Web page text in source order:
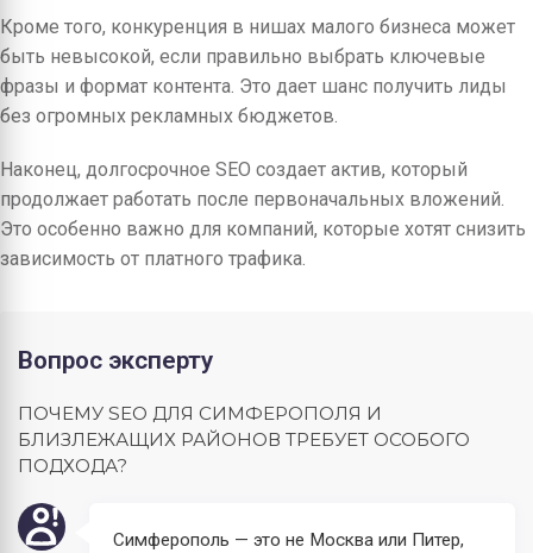
Кроме того, конкуренция в нишах малого бизнеса может
быть невысокой, если правильно выбрать ключевые
фразы и формат контента. Это дает шанс получить лиды
без огромных рекламных бюджетов.
Наконец, долгосрочное SEO создает актив, который
продолжает работать после первоначальных вложений.
Это особенно важно для компаний, которые хотят снизить
зависимость от платного трафика.
Вопрос эксперту
ПОЧЕМУ SEO ДЛЯ СИМФЕРОПОЛЯ И
БЛИЗЛЕЖАЩИХ РАЙОНОВ ТРЕБУЕТ ОСОБОГО
ПОДХОДА?
Симферополь — это не Москва или Питер,